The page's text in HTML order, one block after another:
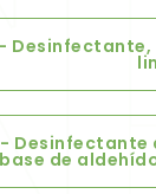
-
-
de